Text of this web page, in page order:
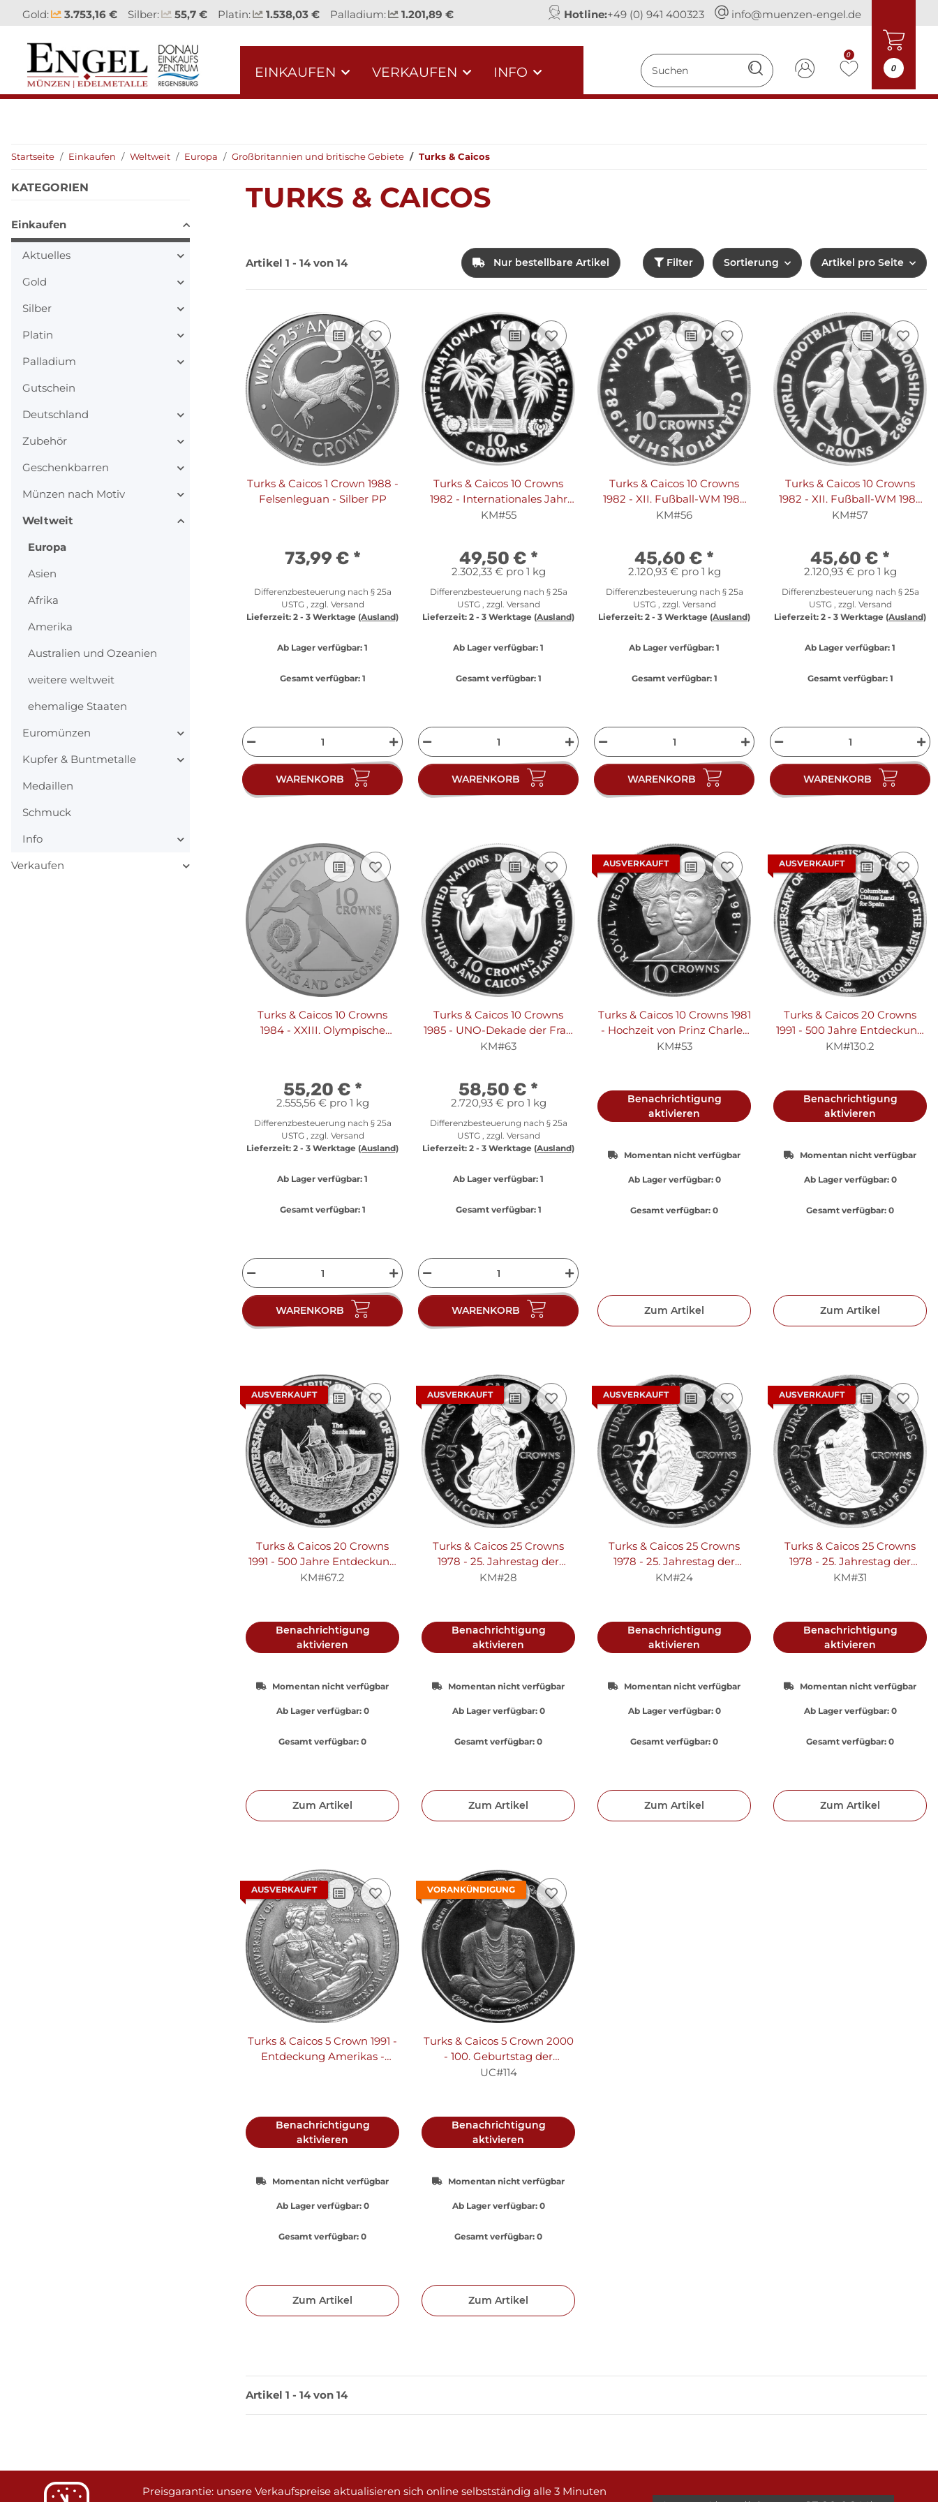
Gold: 3.753,16 € Silber: 55,7 € Platin: 1.538,03 € Palladium: 1.201,89 € Hotline:+49 (0) 941 400323 info@muenzen-engel.de
0
0
EINKAUFEN VERKAUFEN INFO
Startseite Einkaufen Weltweit Europa Großbritannien und britische Gebiete Turks & Caicos
TURKS & CAICOS
Nur bestellbare Artikel Filter Sortierung Artikel pro Seite
Artikel 1 - 14 von 14
Turks & Caicos 1 Crown 1988 -
Felsenleguan - Silber PP
73,99 € *
Differenzbesteuerung nach § 25a
USTG , zzgl. Versand
Lieferzeit: 2 - 3 Werktage (Ausland)
Ab Lager verfügbar: 1
Gesamt verfügbar:1
WARENKORB
Turks & Caicos 10 Crowns
1982 - Internationales Jahr
des Kindes - Silber PP
KM#55
49,50 € *
2.302,33 € pro 1 kg
Differenzbesteuerung nach § 25a
USTG , zzgl. Versand
Lieferzeit: 2 - 3 Werktage (Ausland)
Ab Lager verfügbar: 1
Gesamt verfügbar:1
WARENKORB
Turks & Caicos 10 Crowns
1982 - XII. Fußball-WM 1982
in Spanien - "Stürmer" Silber
KM#56
45,60 € *
2.120,93 € pro 1 kg
Differenzbesteuerung nach § 25a
USTG , zzgl. Versand
Lieferzeit: 2 - 3 Werktage (Ausland)
Ab Lager verfügbar: 1
Gesamt verfügbar:1
WARENKORB
Turks & Caicos 10 Crowns
1982 - XII. Fußball-WM 1982
in Spanien - "Zweikampf"
KM#57
45,60 € *
2.120,93 € pro 1 kg
Differenzbesteuerung nach § 25a
USTG , zzgl. Versand
Lieferzeit: 2 - 3 Werktage (Ausland)
Ab Lager verfügbar: 1
Gesamt verfügbar:1
WARENKORB
Turks & Caicos 10 Crowns
1984 - XXIII. Olympische
55,20 € *
2.555,56 € pro 1 kg
Differenzbesteuerung nach § 25a
USTG , zzgl. Versand
Lieferzeit: 2 - 3 Werktage (Ausland)
Ab Lager verfügbar: 1
Gesamt verfügbar:1
WARENKORB
Turks & Caicos 10 Crowns
1985 - UNO-Dekade der Frau
- Silber PP
KM#63
58,50 € *
2.720,93 € pro 1 kg
Differenzbesteuerung nach § 25a
USTG , zzgl. Versand
Lieferzeit: 2 - 3 Werktage (Ausland)
Ab Lager verfügbar: 1
Gesamt verfügbar:1
WARENKORB
AUSVERKAUFT
Turks & Caicos 10 Crowns 1981
- Hochzeit von Prinz Charles
und Lady Diana - Silber PP
KM#53
Benachrichtigung
aktivieren
Momentan nicht verfügbar
Ab Lager verfügbar:0
Gesamt verfügbar: 0
Zum Artikel
AUSVERKAUFT
Turks & Caicos 20 Crowns
1991 - 500 Jahre Entdeckung
Amerikas "Kolumbus
KM#130.2
Benachrichtigung
aktivieren
Momentan nicht verfügbar
Ab Lager verfügbar:0
Gesamt verfügbar: 0
Zum Artikel
AUSVERKAUFT
Turks & Caicos 20 Crowns
1991 - 500 Jahre Entdeckung
Amerikas "Santa Maria"
KM#67.2
Benachrichtigung
aktivieren
Momentan nicht verfügbar
Ab Lager verfügbar:0
Gesamt verfügbar: 0
Zum Artikel
AUSVERKAUFT
Turks & Caicos 25 Crowns
1978 - 25. Jahrestag der
Krönung von Königin
KM#28
Benachrichtigung
aktivieren
Momentan nicht verfügbar
Ab Lager verfügbar:0
Gesamt verfügbar: 0
Zum Artikel
AUSVERKAUFT
Turks & Caicos 25 Crowns
1978 - 25. Jahrestag der
Krönung von Königin
KM#24
Benachrichtigung
aktivieren
Momentan nicht verfügbar
Ab Lager verfügbar:0
Gesamt verfügbar: 0
Zum Artikel
AUSVERKAUFT
Turks & Caicos 25 Crowns
1978 - 25. Jahrestag der
Krönung von Königin
KM#31
Benachrichtigung
aktivieren
Momentan nicht verfügbar
Ab Lager verfügbar:0
Gesamt verfügbar: 0
Zum Artikel
AUSVERKAUFT
Turks & Caicos 5 Crown 1991 -
Entdeckung Amerikas -
Benachrichtigung
aktivieren
Momentan nicht verfügbar
Ab Lager verfügbar:0
Gesamt verfügbar: 0
Zum Artikel
VORANKÜNDIGUNG
Turks & Caicos 5 Crown 2000
- 100. Geburtstag der
Königinmutter - Kupfer-
UC#114
Benachrichtigung
aktivieren
Momentan nicht verfügbar
Ab Lager verfügbar:0
Gesamt verfügbar: 0
Zum Artikel
Artikel 1 - 14 von 14
KATEGORIEN
Einkaufen
Aktuelles
Gold
Silber
Platin
Palladium
Gutschein
Deutschland
Zubehör
Geschenkbarren
Münzen nach Motiv
Weltweit
Europa
Asien
Afrika
Amerika
Australien und Ozeanien
weitere weltweit
ehemalige Staaten
Euromünzen
Kupfer & Buntmetalle
Medaillen
Schmuck
Info
Verkaufen
Preisgarantie: unsere Verkaufspreise aktualisieren sich online selbstständig alle 3 Minuten